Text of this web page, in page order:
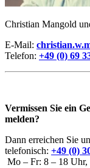
Christian Mangold
E-Mail:
Telefon: +49 (0) 69
Vermissen Sie ein
melden?
Dann erreichen Sie
telefonisch: +49 (0)
Mo – Fr: 8 – 18 Uhr,